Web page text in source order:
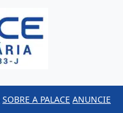
SOBRE A PALACE ANUNCIE